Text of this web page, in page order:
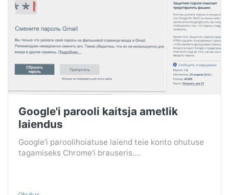
Google'i parooli kaitsja ametlik
laiendus
Google'i paroolihoiatuse laiend teie konto ohutuse
tagamiseks Chrome'i brauseris....